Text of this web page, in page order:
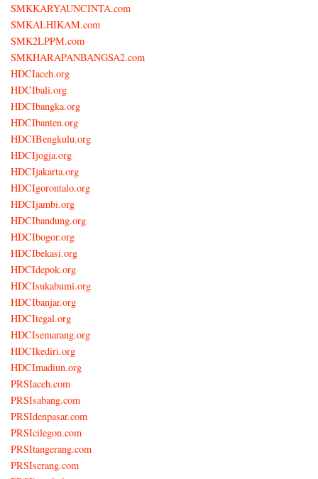
SMKKARYAUNCINTA.com
SMKALHIKAM.com
SMK2LPPM.com
SMKHARAPANBANGSA2.com
HDCIaceh.org
HDCIbali.org
HDCIbangka.org
HDCIbanten.org
HDCIBengkulu.org
HDCIjogja.org
HDCIjakarta.org
HDCIgorontalo.org
HDCIjambi.org
HDCIbandung.org
HDCIbogor.org
HDCIbekasi.org
HDCIdepok.org
HDCIsukabumi.org
HDCIbanjar.org
HDCItegal.org
HDCIsemarang.org
HDCIkediri.org
HDCImadiun.org
PRSIaceh.com
PRSIsabang.com
PRSIdenpasar.com
PRSIcilegon.com
PRSItangerang.com
PRSIserang.com